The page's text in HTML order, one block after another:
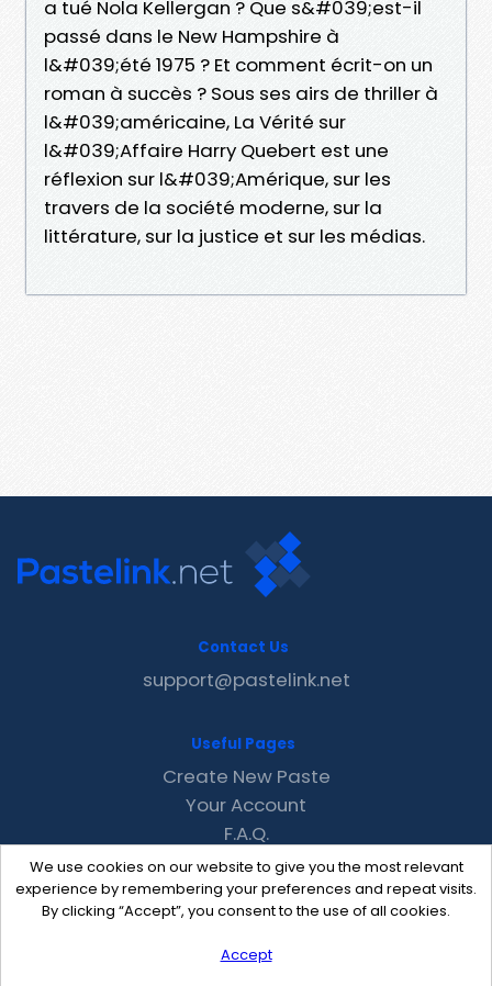
a tué Nola Kellergan ? Que s&#039;est-il
passé dans le New Hampshire à
l&#039;été 1975 ? Et comment écrit-on un
roman à succès ? Sous ses airs de thriller à
l&#039;américaine, La Vérité sur
l&#039;Affaire Harry Quebert est une
réflexion sur l&#039;Amérique, sur les
travers de la société moderne, sur la
littérature, sur la justice et sur les médias.
We use cookies on our website to give you the most relevant
experience by remembering your preferences and repeat visits.
By clicking “Accept”, you consent to the use of all cookies.
Accept
Contact Us
support@pastelink.net
Useful Pages
Create New Paste
Your Account
F.A.Q.
Recent
Contact